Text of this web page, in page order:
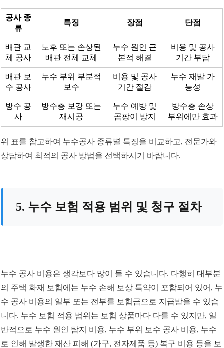
공사 종
류
특징 장점 단점
배관 교
체 공사
노후 또는 손상된
배관 전체 교체
누수 원인 근
본적 해결
비용 및 공사
기간 부담
배관 보
수 공사
누수 부위 부분적
보수
비용 및 공사
기간 절감
누수 재발 가
능성
방수 공
사
방수층 보강 또는
재시공
누수 예방 및
곰팡이 방지
방수층 손상
부위에만 효과
위 표를 참고하여 누수공사 종류별 특징을 비교하고, 전문가와
상담하여 최적의 공사 방법을 선택하시기 바랍니다.
5. 누수 보험 적용 범위 및 청구 절차
누수 공사 비용은 생각보다 많이 들 수 있습니다. 다행히 대부분
의 주택 화재 보험에는 누수 손해 보상 특약이 포함되어 있어, 누
수 공사 비용의 일부 또는 전부를 보험금으로 지급받을 수 있습
니다. 누수 보험 적용 범위는 보험 상품마다 다를 수 있지만, 일
반적으로 누수 원인 탐지 비용, 누수 부위 보수 공사 비용, 누수
로 인해 발생한 재산 피해 (가구, 전자제품 등) 복구 비용 등을 보